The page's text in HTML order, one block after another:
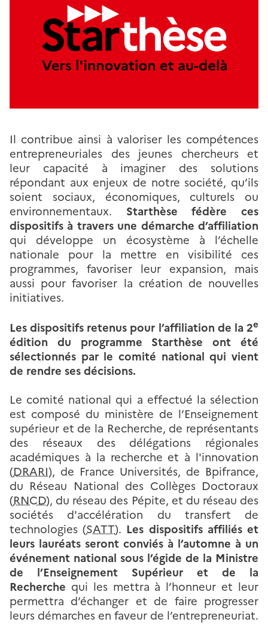
Il contribue ainsi à valoriser les compétences
entrepreneuriales des jeunes chercheurs et
leur capacité à imaginer des solutions
répondant aux enjeux de notre société, qu’ils
soient sociaux, économiques, culturels ou
environnementaux. Starthèse fédère ces
dispositifs à travers une démarche d’affiliation
qui développe un écosystème à l’échelle
nationale pour la mettre en visibilité ces
programmes, favoriser leur expansion, mais
aussi pour favoriser la création de nouvelles
initiatives.
Les dispositifs retenus pour l’affiliation de la 2e
édition du programme Starthèse ont été
sélectionnés par le comité national qui vient
de rendre ses décisions.
Le comité national qui a effectué la sélection
est composé du ministère de l’Enseignement
supérieur et de la Recherche, de représentants
des réseaux des délégations régionales
académiques à la recherche et à l'innovation
(DRARI), de France Universités, de Bpifrance,
du Réseau National des Collèges Doctoraux
(RNCD), du réseau des Pépite, et du réseau des
sociétés d'accélération du transfert de
technologies (SATT). Les dispositifs affiliés et
leurs lauréats seront conviés à l’automne à un
événement national sous l’égide de la Ministre
de l’Enseignement Supérieur et de la
Recherche qui les mettra à l’honneur et leur
permettra d’échanger et de faire progresser
leurs démarches en faveur de l’entrepreneuriat.